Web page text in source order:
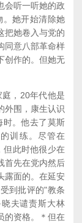
会听一听她的政
。她开始清除她
把她卷入与党的
同意八部革命样
创作的。但她无
，20年代他是
外围，康生认识
时。他去了莫斯
训练。尽管在
但此时他很少在
首先在党内然后
露面的。在延安
到批评的"教条
夫谴责斯大林
的资格。＊但在